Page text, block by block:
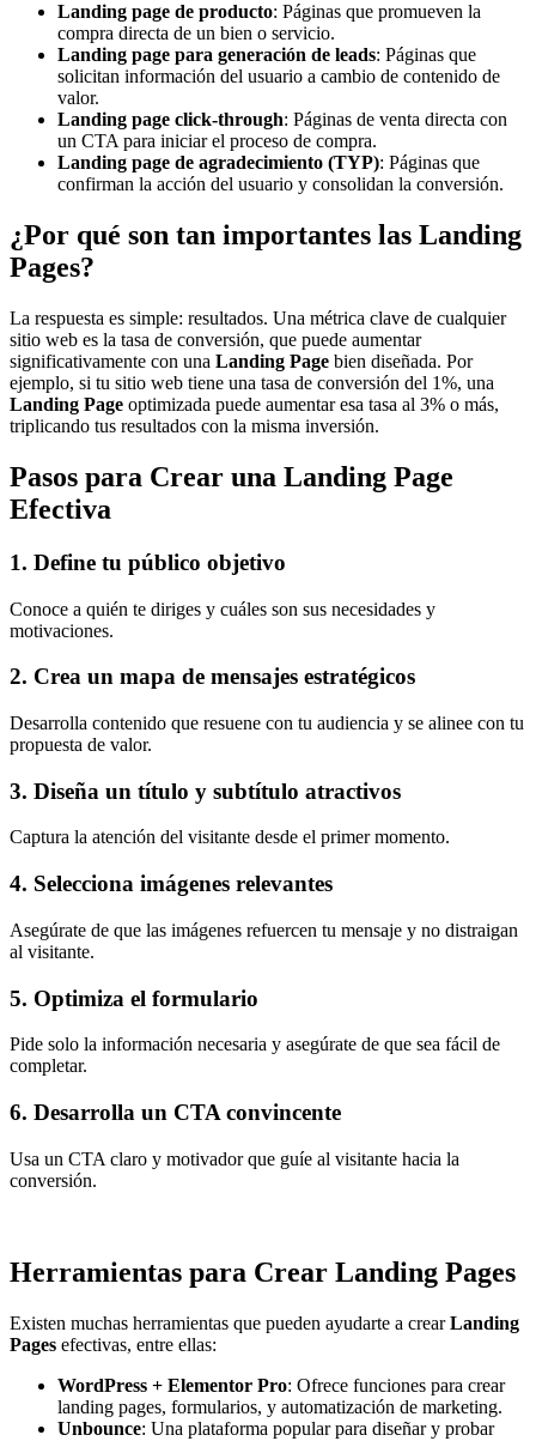
Landing page de producto: Páginas que promueven la
compra directa de un bien o servicio.
Landing page para generación de leads: Páginas que
solicitan información del usuario a cambio de contenido de
valor.
Landing page click-through: Páginas de venta directa con
un CTA para iniciar el proceso de compra.
Landing page de agradecimiento (TYP): Páginas que
confirman la acción del usuario y consolidan la conversión.
¿Por qué son tan importantes las Landing
Pages?
La respuesta es simple: resultados. Una métrica clave de cualquier
sitio web es la tasa de conversión, que puede aumentar
significativamente con una Landing Page bien diseñada. Por
ejemplo, si tu sitio web tiene una tasa de conversión del 1%, una
Landing Page optimizada puede aumentar esa tasa al 3% o más,
triplicando tus resultados con la misma inversión.
Pasos para Crear una Landing Page
Efectiva
1. Define tu público objetivo
Conoce a quién te diriges y cuáles son sus necesidades y
motivaciones.
2. Crea un mapa de mensajes estratégicos
Desarrolla contenido que resuene con tu audiencia y se alinee con tu
propuesta de valor.
3. Diseña un título y subtítulo atractivos
Captura la atención del visitante desde el primer momento.
4. Selecciona imágenes relevantes
Asegúrate de que las imágenes refuercen tu mensaje y no distraigan
al visitante.
5. Optimiza el formulario
Pide solo la información necesaria y asegúrate de que sea fácil de
completar.
6. Desarrolla un CTA convincente
Usa un CTA claro y motivador que guíe al visitante hacia la
conversión.
Herramientas para Crear Landing Pages
Existen muchas herramientas que pueden ayudarte a crearLanding
Pages efectivas, entre ellas:
WordPress + Elementor Pro: Ofrece funciones para crear
landing pages, formularios, y automatización de marketing.
Unbounce: Una plataforma popular para diseñar y probar